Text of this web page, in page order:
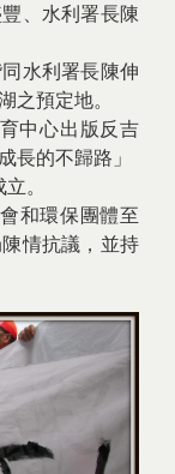
、水利署長陳
水利署長陳伸
之預定地。
中心出版反吉
長的不歸路」
。
和環保團體至
情抗議，並持